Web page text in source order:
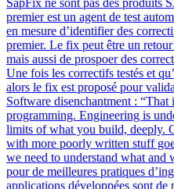
SapFix ne sont pas des produits
premier est un agent de test
en mesure d’identifier des
premier. Le fix peut être un
mais aussi de prospoer des
Une fois les correctifs testés et
alors le fix est proposé pour
Software disenchantment :
programming. Engineering is
limits of what you build, deeply.
with more poorly written stuff
we need to understand what
pour de meilleures pratiques
applications développées sont de